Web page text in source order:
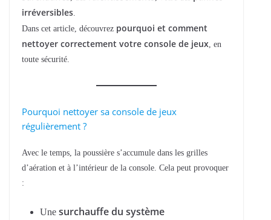
irréversibles.
Dans cet article, découvrez pourquoi et comment
nettoyer correctement votre console de jeux, en
toute sécurité.
Pourquoi nettoyer sa console de jeux
régulièrement ?
Avec le temps, la poussière s’accumule dans les grilles
d’aération et à l’intérieur de la console. Cela peut provoquer
:
Une surchauffe du système